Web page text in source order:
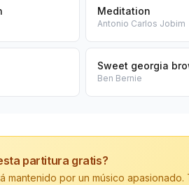
Meditation
Antonio Carlos Jobim
Sweet georgia
Ben Bernie
partitura gratis?
mantenido por un músico